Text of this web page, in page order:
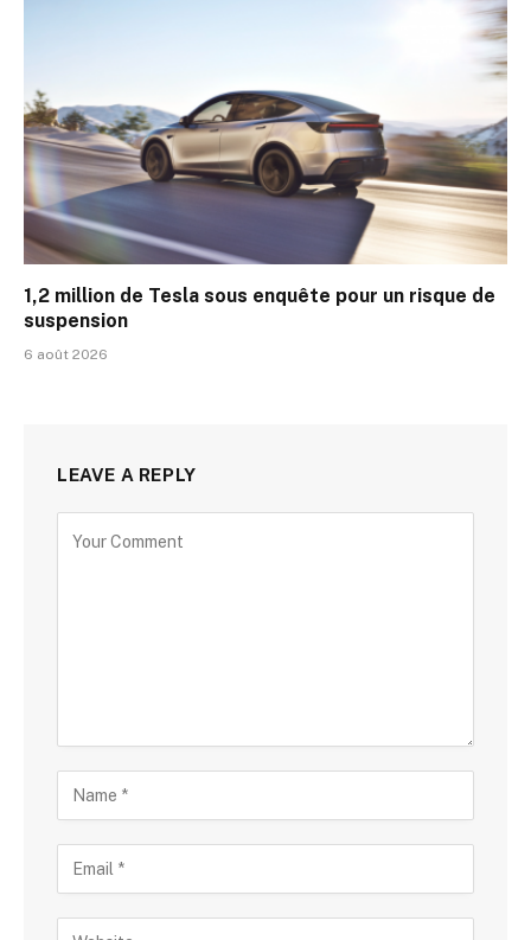
1,2 million de Tesla sous enquête pour un risque de
suspension
6 août 2026
LEAVE A REPLY